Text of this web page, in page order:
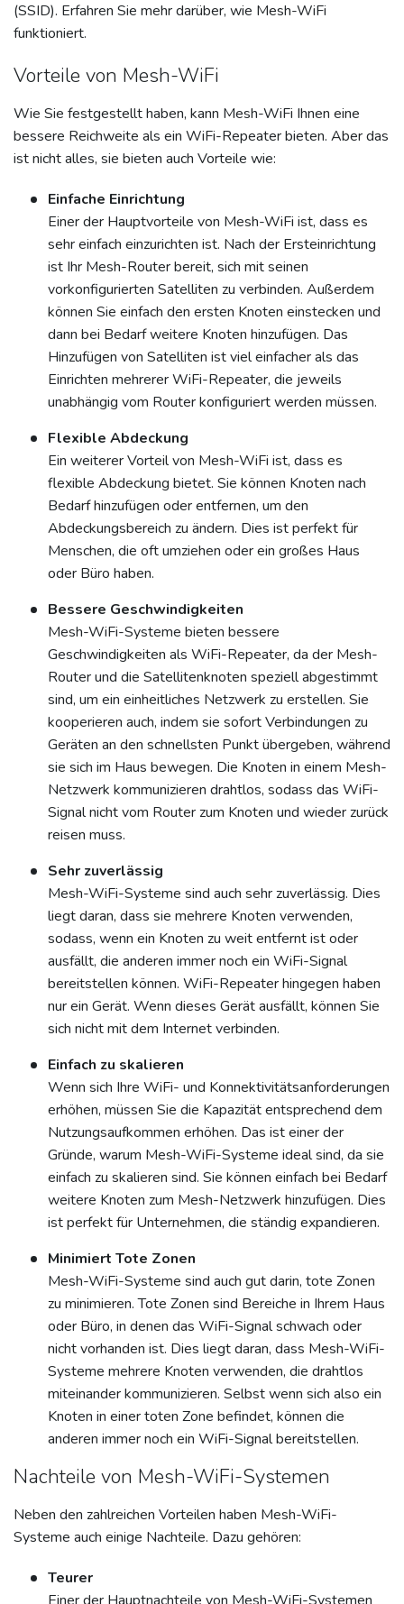
(SSID). Erfahren Sie mehr darüber, wie Mesh-WiFi
funktioniert.
Vorteile von Mesh-WiFi
Wie Sie festgestellt haben, kann Mesh-WiFi Ihnen eine
bessere Reichweite als ein WiFi-Repeater bieten. Aber das
ist nicht alles, sie bieten auch Vorteile wie:
Einfache Einrichtung
Einer der Hauptvorteile von Mesh-WiFi ist, dass es
sehr einfach einzurichten ist. Nach der Ersteinrichtung
ist Ihr Mesh-Router bereit, sich mit seinen
vorkonfigurierten Satelliten zu verbinden. Außerdem
können Sie einfach den ersten Knoten einstecken und
dann bei Bedarf weitere Knoten hinzufügen. Das
Hinzufügen von Satelliten ist viel einfacher als das
Einrichten mehrerer WiFi-Repeater, die jeweils
unabhängig vom Router konfiguriert werden müssen.
Flexible Abdeckung
Ein weiterer Vorteil von Mesh-WiFi ist, dass es
flexible Abdeckung bietet. Sie können Knoten nach
Bedarf hinzufügen oder entfernen, um den
Abdeckungsbereich zu ändern. Dies ist perfekt für
Menschen, die oft umziehen oder ein großes Haus
oder Büro haben.
Bessere Geschwindigkeiten
Mesh-WiFi-Systeme bieten bessere
Geschwindigkeiten als WiFi-Repeater, da der Mesh-
Router und die Satellitenknoten speziell abgestimmt
sind, um ein einheitliches Netzwerk zu erstellen. Sie
kooperieren auch, indem sie sofort Verbindungen zu
Geräten an den schnellsten Punkt übergeben, während
sie sich im Haus bewegen. Die Knoten in einem Mesh-
Netzwerk kommunizieren drahtlos, sodass das WiFi-
Signal nicht vom Router zum Knoten und wieder zurück
reisen muss.
Sehr zuverlässig
Mesh-WiFi-Systeme sind auch sehr zuverlässig. Dies
liegt daran, dass sie mehrere Knoten verwenden,
sodass, wenn ein Knoten zu weit entfernt ist oder
ausfällt, die anderen immer noch ein WiFi-Signal
bereitstellen können. WiFi-Repeater hingegen haben
nur ein Gerät. Wenn dieses Gerät ausfällt, können Sie
sich nicht mit dem Internet verbinden.
Einfach zu skalieren
Wenn sich Ihre WiFi- und Konnektivitätsanforderungen
erhöhen, müssen Sie die Kapazität entsprechend dem
Nutzungsaufkommen erhöhen. Das ist einer der
Gründe, warum Mesh-WiFi-Systeme ideal sind, da sie
einfach zu skalieren sind. Sie können einfach bei Bedarf
weitere Knoten zum Mesh-Netzwerk hinzufügen. Dies
ist perfekt für Unternehmen, die ständig expandieren.
Minimiert Tote Zonen
Mesh-WiFi-Systeme sind auch gut darin, tote Zonen
zu minimieren. Tote Zonen sind Bereiche in Ihrem Haus
oder Büro, in denen das WiFi-Signal schwach oder
nicht vorhanden ist. Dies liegt daran, dass Mesh-WiFi-
Systeme mehrere Knoten verwenden, die drahtlos
miteinander kommunizieren. Selbst wenn sich also ein
Knoten in einer toten Zone befindet, können die
anderen immer noch ein WiFi-Signal bereitstellen.
Nachteile von Mesh-WiFi-Systemen
Neben den zahlreichen Vorteilen haben Mesh-WiFi-
Systeme auch einige Nachteile. Dazu gehören:
Teurer